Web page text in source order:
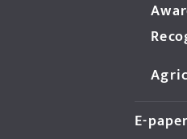
E-paper